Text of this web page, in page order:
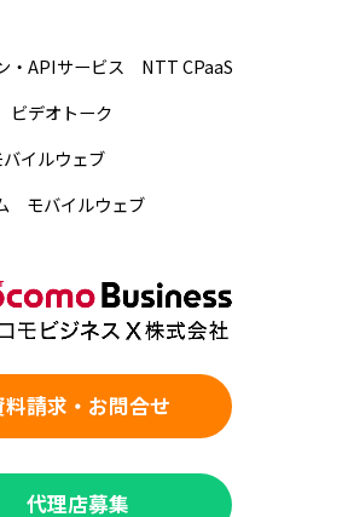
・APIサービス NTT CPaaS
デオトーク
イルウェブ
モバイルウェブ
料請求・お問合せ
代理店募集